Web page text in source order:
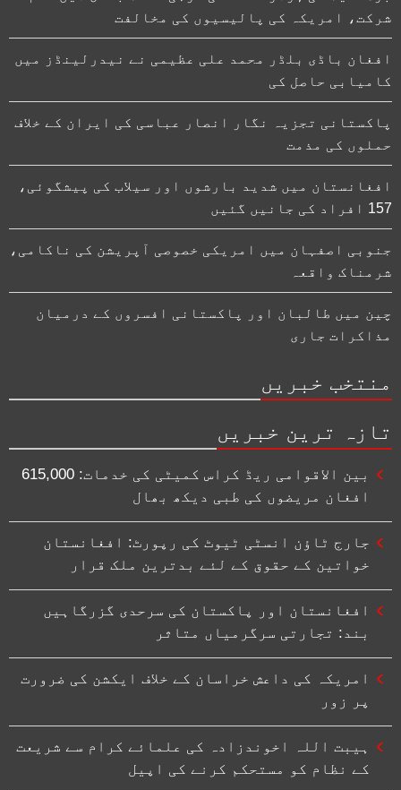
شرکت، امریکہ کی پالیسیوں کی مخالفت
افغان باڈی بلڈر محمد علی عظیمی نے نیدرلینڈز میں
کامیابی حاصل کی
پاکستانی تجزیہ نگار انصار عباسی کی ایران کے خلاف
حملوں کی مذمت
افغانستان میں شدید بارشوں اور سیلاب کی پیشگوئی،
157 افراد کی جانیں گئیں
جنوبی اصفہان میں امریکی خصوصی آپریشن کی ناکامی،
شرمناک واقعہ
چین میں طالبان اور پاکستانی افسروں کے درمیان
مذاکرات جاری
منتخب خبریں
تازہ ترین خبریں
بین الاقوامی ریڈ کراس کمیٹی کی خدمات: 615,000
افغان مریضوں کی طبی دیکھ بھال
جارج ٹاؤن انسٹی ٹیوٹ کی رپورٹ: افغانستان
خواتین کے حقوق کے لئے بدترین ملک قرار
افغانستان اور پاکستان کی سرحدی گزرگاہیں
بند: تجارتی سرگرمیاں متاثر
امریکہ کی داعش خراسان کے خلاف ایکشن کی ضرورت
پر زور
ہیبت اللہ اخوندزادہ کی علمائے کرام سے شریعت
کے نظام کو مستحکم کرنے کی اپیل